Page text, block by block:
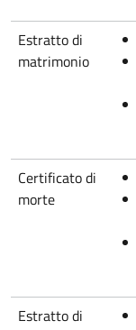
Estratto di
matrimonio
Certificato di
morte
Estratto di